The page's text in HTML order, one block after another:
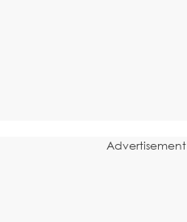
Advertisement